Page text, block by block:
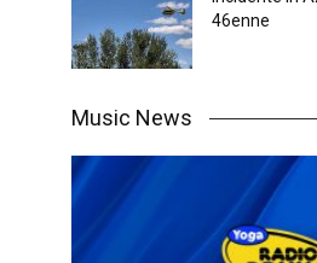
46enne
Music News